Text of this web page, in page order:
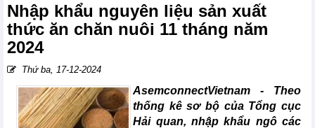
Nhập khẩu nguyên liệu sản xuất
thức ăn chăn nuôi 11 tháng năm
2024
Thứ ba, 17-12-2024
AsemconnectVietnam - Theo
thống kê sơ bộ của Tổng cục
Hải quan, nhập khẩu ngô các